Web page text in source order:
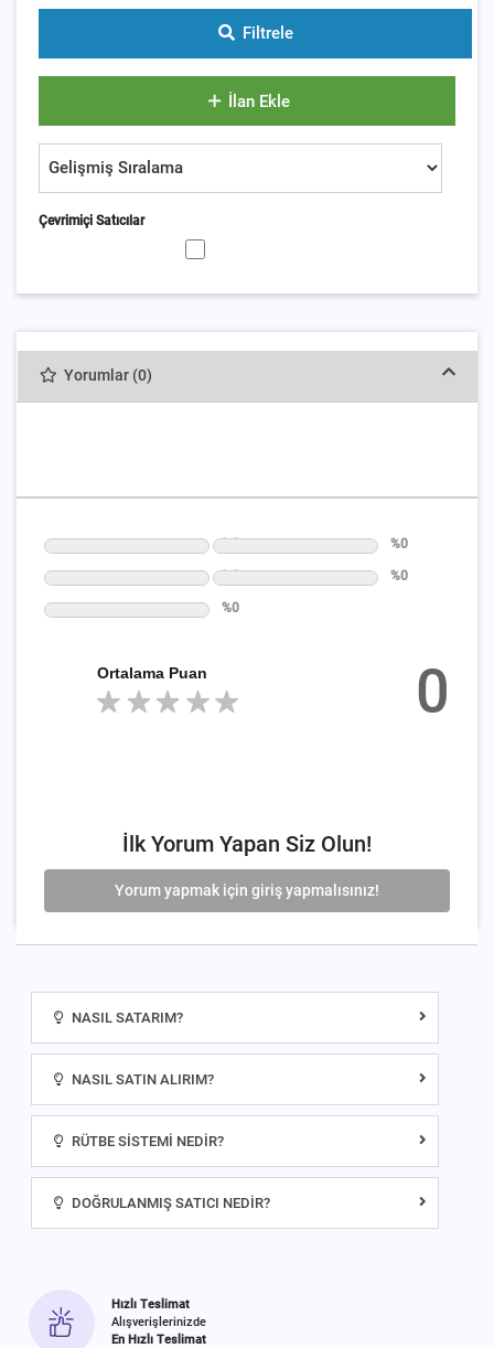
Filtrele
İlan Ekle
Çevrimiçi Satıcılar
Yorumlar (0)
%0 %0
%0 %0
%0
Ortalama Puan 0
İlk Yorum Yapan Siz Olun!
Yorum yapmak için giriş yapmalısınız!
NASIL SATARIM?
NASIL SATIN ALIRIM?
RÜTBE SISTEMI NEDIR?
DOĞRULANMIŞ SATICI NEDIR?
Hızlı Teslimat
Alışverişlerinizde
En Hızlı Teslimat